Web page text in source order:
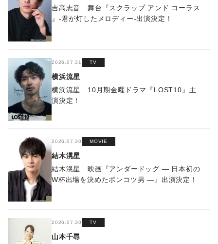
吉高志音 舞台『スクラップ アンド コーラス
』-君が灯したメロディー-出演決定！
2026.07.31 TV
横浜流星
横浜流星 10月期金曜ドラマ『LOST10』主
演決定！
2026.07.30 MOVIE
結木滉星
結木滉星 映画『アンダードッグ ― ⽇本初の
W杯出場を決めたポンコツ男 ―』出演決定！
2026.07.30 TV
山本千尋